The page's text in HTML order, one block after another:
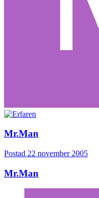
Mr.Man
Postad 22 november 2005
Mr.Man